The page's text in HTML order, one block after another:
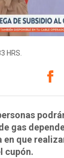
HRS.
gas
que
cupón.